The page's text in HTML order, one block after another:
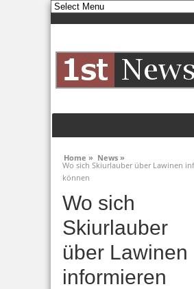
Home » News »
Wo sich Skiurlauber über Lawinen
können
Wo sich
Skiurlauber
über Lawinen
informieren